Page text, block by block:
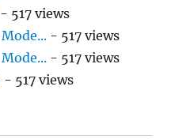
- 517 views
- 517 views
- 517 views
- 517 views